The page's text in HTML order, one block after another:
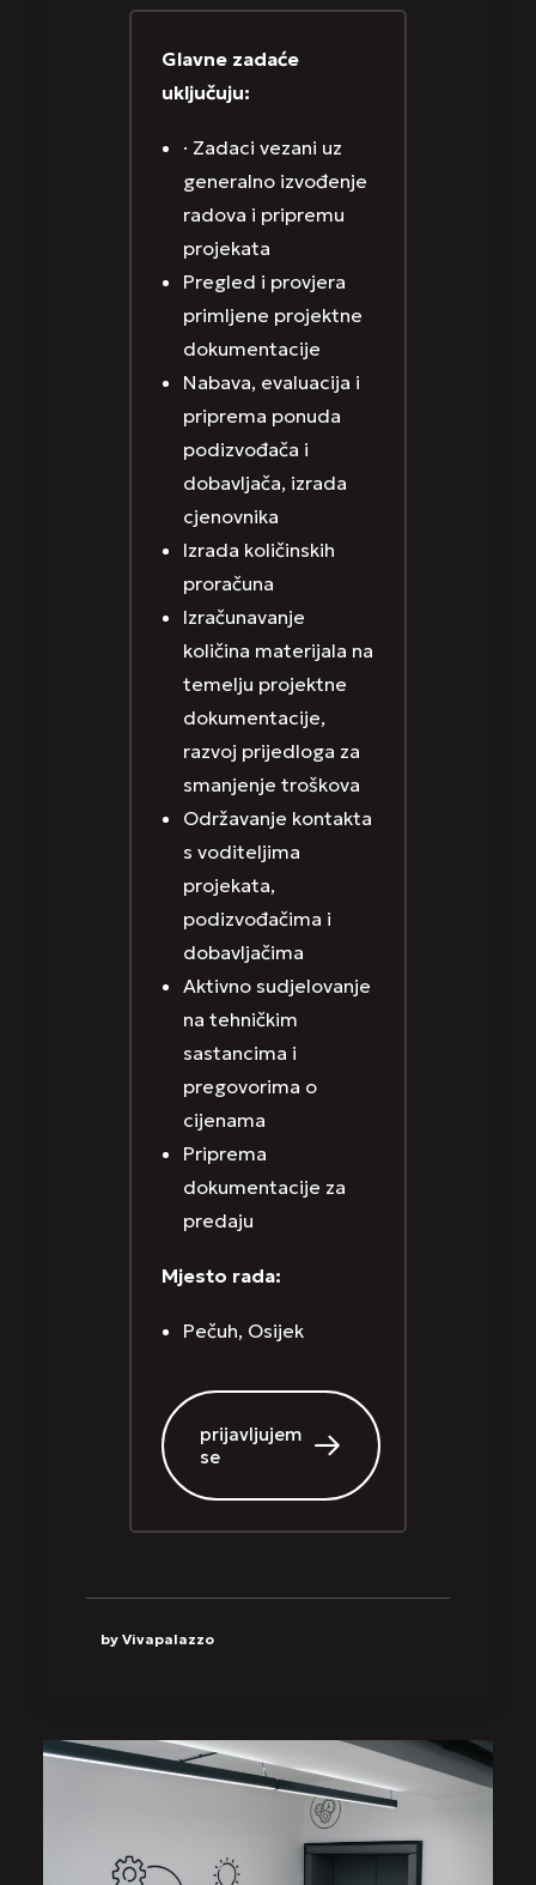
Glavne zadaće
uključuju:
· Zadaci vezani uz
generalno izvođenje
radova i pripremu
projekata
Pregled i provjera
primljene projektne
dokumentacije
Nabava, evaluacija i
priprema ponuda
podizvođača i
dobavljača, izrada
cjenovnika
Izrada količinskih
proračuna
Izračunavanje
količina materijala na
temelju projektne
dokumentacije,
razvoj prijedloga za
smanjenje troškova
Održavanje kontakta
s voditeljima
projekata,
podizvođačima i
dobavljačima
Aktivno sudjelovanje
na tehničkim
sastancima i
pregovorima o
cijenama
Priprema
dokumentacije za
predaju
Mjesto rada:
Pečuh, Osijek
prijavljujem
se
by Vivapalazzo